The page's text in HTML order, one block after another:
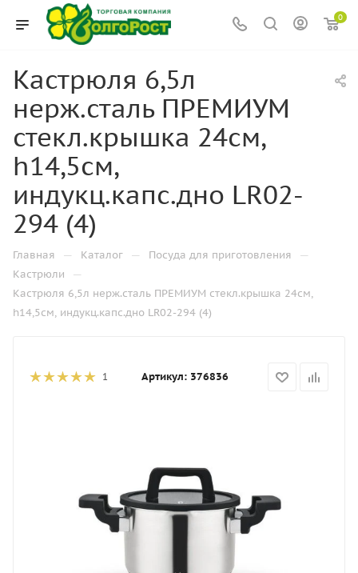
0
Кастрюля 6,5л
нерж.сталь ПРЕМИУМ
стекл.крышка 24см,
h14,5см,
индукц.капс.дно LR02-
294 (4)
Главная — Каталог — Посуда для приготовления —
Кастрюли —
Кастрюля 6,5л нерж.сталь ПРЕМИУМ стекл.крышка 24см,
h14,5см, индукц.капс.дно LR02-294 (4)
1 Артикул: 376836